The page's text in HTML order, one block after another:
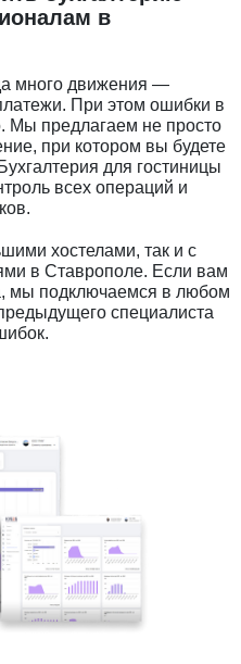
в
много движения —
При этом ошибки в
Мы предлагаем не просто
при котором вы будете
для гостиницы
всех операций и
хостелами, так и с
в Ставрополе. Если вам
мы подключаемся в любом
специалиста